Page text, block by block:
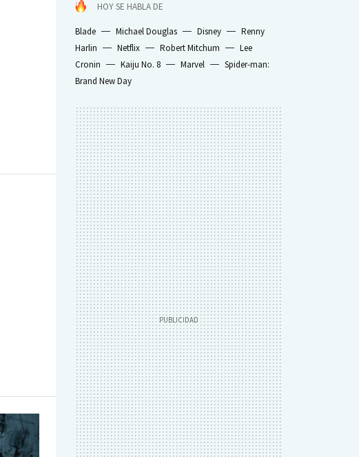
HOY SE HABLA DE
Blade Michael Douglas Disney
Renny
Harlin
Netflix Robert Mitchum
Lee
Cronin
Kaiju No. 8 Marvel
Spider-man:
Brand New Day